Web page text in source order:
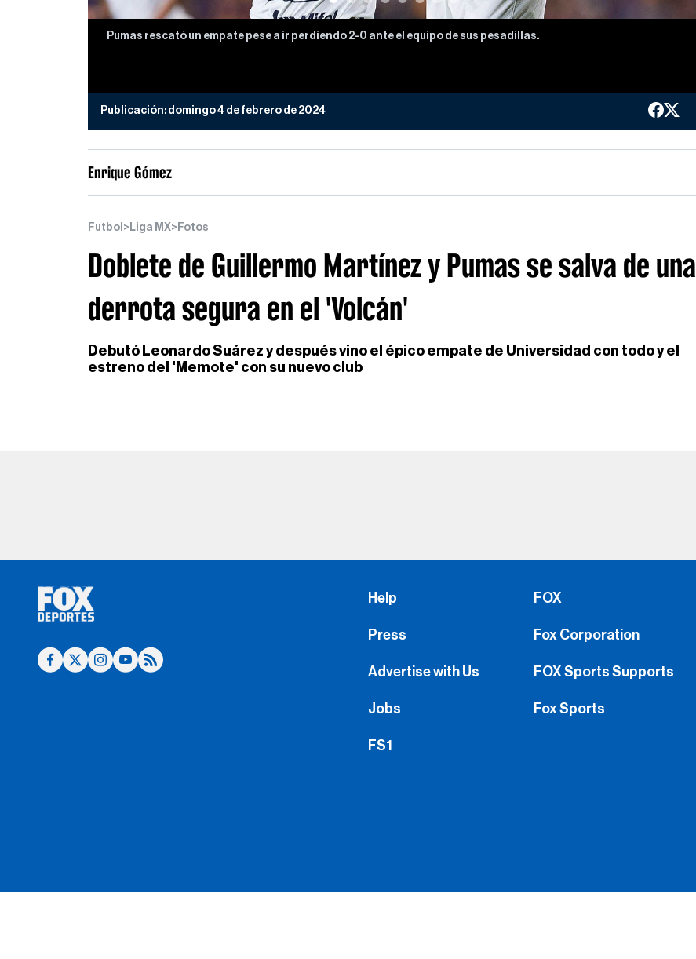
Pumas rescató un empate pese a ir perdiendo 2-0 ante el equipo de sus pesadillas.
Publicación: domingo 4 de febrero de 2024
Enrique Gómez
Futbol > Liga MX> Fotos
Doblete de Guillermo Martínez y Pumas se salva de una
derrota segura en el 'Volcán'
Debutó Leonardo Suárez y después vino el épico empate de Universidad con todo y el
estreno del 'Memote' con su nuevo club
Help
Press
Advertise with Us
Jobs
FS1
FOX
Fox Corporation
FOX Sports Supports
Fox Sports